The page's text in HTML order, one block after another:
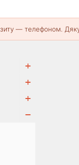
— телефоном.
+
+
+
−